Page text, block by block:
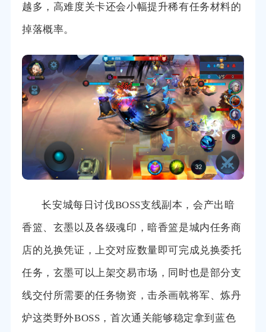
越多，高难度关卡还会小幅提升稀有任务材料的
掉落概率。
长安城每日讨伐BOSS支线副本，会产出暗
香篮、玄墨以及各级魂印，暗香篮是城内任务商
店的兑换凭证，上交对应数量即可完成兑换委托
任务，玄墨可以上架交易市场，同时也是部分支
线交付所需要的任务物资，击杀画戟将军、炼丹
炉这类野外BOSS，首次通关能够稳定拿到蓝色